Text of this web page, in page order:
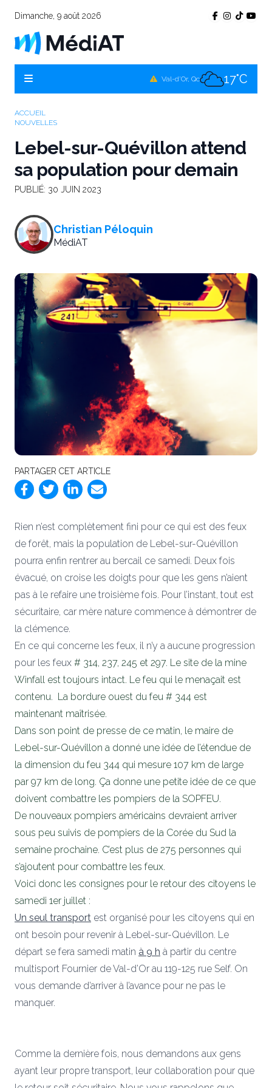
Dimanche, 9 août 2026
Val-d'Or, Qc 17°C
ACCUEIL
NOUVELLES
Lebel-sur-Quévillon attend
sa population pour demain
PUBLIÉ: 30 JUIN 2023
Christian Péloquin
MédiAT
PARTAGER CET ARTICLE
Rien n’est complètement fini pour ce qui est des feux
de forêt, mais la population de Lebel-sur-Quévillon
pourra enfin rentrer au bercail ce samedi. Deux fois
évacué, on croise les doigts pour que les gens n’aient
pas à le refaire une troisième fois. Pour l’instant, tout est
sécuritaire, car mère nature commence à démontrer de
la clémence.
En ce qui concerne les feux, il n’y a aucune progression
pour les feux # 314, 237, 245 et 297. Le site de la mine
Winfall est toujours intact. Le feu qui le menaçait est
contenu. La bordure ouest du feu # 344 est
maintenant maîtrisée.
Dans son point de presse de ce matin, le maire de
Lebel-sur-Quévillon a donné une idée de l’étendue de
la dimension du feu 344 qui mesure 107 km de large
par 97 km de long. Ça donne une petite idée de ce que
doivent combattre les pompiers de la SOPFEU.
De nouveaux pompiers américains devraient arriver
sous peu suivis de pompiers de la Corée du Sud la
semaine prochaine. C’est plus de 275 personnes qui
s’ajoutent pour combattre les feux.
Voici donc les consignes pour le retour des citoyens le
samedi 1er juillet :
Un seul transport est organisé pour les citoyens qui en
ont besoin pour revenir à Lebel-sur-Quévillon. Le
départ se fera samedi matin à 9 h à partir du centre
multisport Fournier de Val-d’Or au 119-125 rue Self. On
vous demande d’arriver à l’avance pour ne pas le
manquer.
Comme la dernière fois, nous demandons aux gens
ayant leur propre transport, leur collaboration pour que